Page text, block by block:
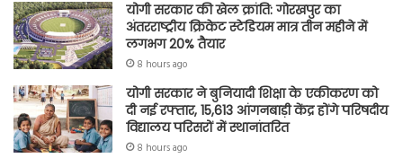
योगी सरकार की खेल क्रांति: गोरखपुर का
अंतरराष्ट्रीय क्रिकेट स्टेडियम मात्र तीन महीने में
लगभग 20% तैयार
8 hours ago
योगी सरकार ने बुनियादी शिक्षा के एकीकरण को
दी नई रफ्तार, 15,613 आंगनबाड़ी केंद्र होंगे परिषदीय
विद्यालय परिसरों में स्थानांतरित
8 hours ago